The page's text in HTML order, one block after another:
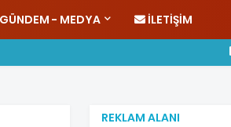
GÜNDEM - MEDYA İLETIŞIM
REKLAM ALANI